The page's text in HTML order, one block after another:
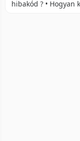
AZ MB-D12 VEZÉRLO
hibakód ? • Hogyan